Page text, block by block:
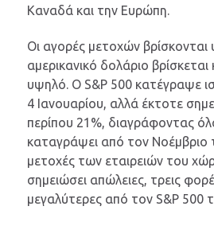
Καναδά και την Ευρώπη.
Οι αγορές μετοχών βρίσκονται
αμερικανικό δολάριο
υψηλό. Ο S&P 500 κατέγραψε
4 Ιανουαρίου, αλλά έκτοτε
περίπου 21%, διαγράφοντας
καταγράψει από τον Νοέμβριο
μετοχές των εταιρειών του
σημειώσει απώλειες, τρεις
μεγαλύτερες από τον S&P 500